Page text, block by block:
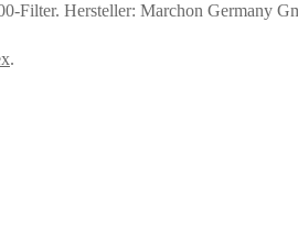
Filter. Hersteller: Marchon Germany
.